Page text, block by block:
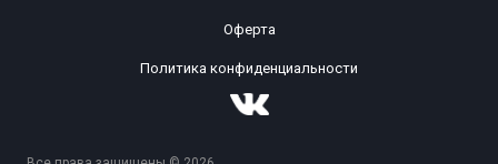
Оферта
Политика конфиденциальности